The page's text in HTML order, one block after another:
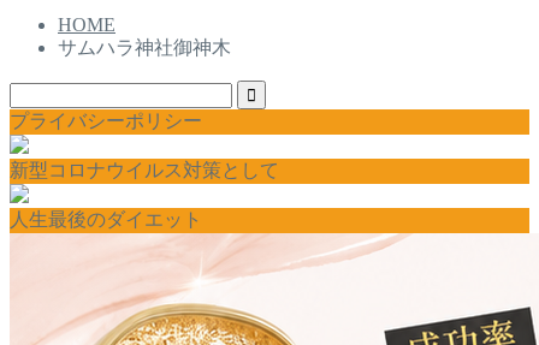
HOME
サムハラ神社御神木
プライバシーポリシー
新型コロナウイルス対策として
人生最後のダイエット